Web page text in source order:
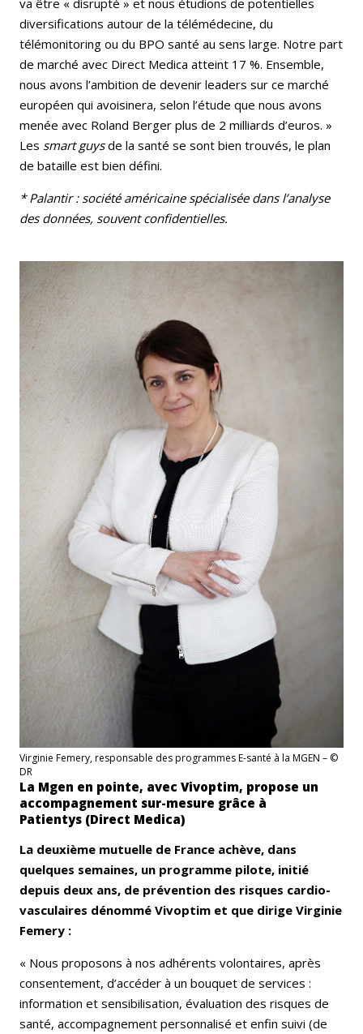
va être « disrupté » et nous étudions de potentielles
diversifications autour de la télémédecine, du
télémonitoring ou du BPO santé au sens large. Notre part
de marché avec Direct Medica atteint 17 %. Ensemble,
nous avons l’ambition de devenir leaders sur ce marché
européen qui avoisinera, selon l’étude que nous avons
menée avec Roland Berger plus de 2 milliards d’euros. »
Les smart guysde la santé se sont bien trouvés, le plan
de bataille est bien défini.
* Palantir : société américaine spécialisée dans l’analyse
des données, souvent confidentielles.
Virginie Femery, responsable des programmes E-santé à la MGEN – ©
DR
La Mgen en pointe, avec Vivoptim, propose un
accompagnement sur-mesure grâce à
Patientys (Direct Medica)
La deuxième mutuelle de France achève, dans
quelques semaines, un programme pilote, initié
depuis deux ans, de prévention des risques cardio-
vasculaires dénommé Vivoptim et que dirige Virginie
Femery :
« Nous proposons à nos adhérents volontaires, après
consentement, d’accéder à un bouquet de services :
information et sensibilisation, évaluation des risques de
santé, accompagnement personnalisé et enfin suivi (de